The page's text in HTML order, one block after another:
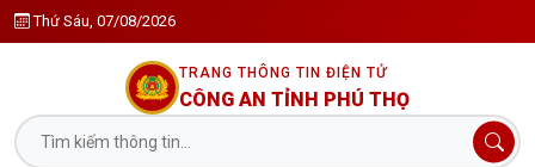
Thứ Sáu, 07/08/2026
TRANG THÔNG TIN ĐIỆN TỬ
CÔNG AN TỈNH PHÚ THỌ